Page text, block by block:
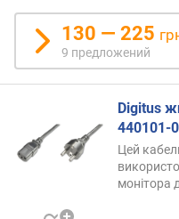
(
130 — 225
9 предложений
Digitus
440101-
Цей
монітора